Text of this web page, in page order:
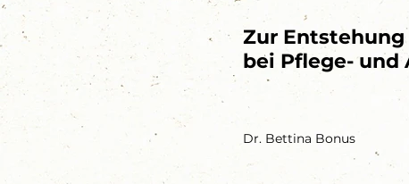
Zur
bei Pflege-
Dr. Bettina Bonus